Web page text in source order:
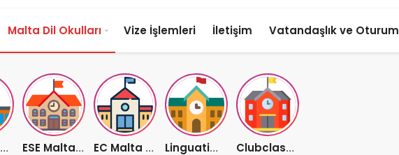
Malta Dil Okulları Vize İşlemleri İletişim Vatandaşlık ve Oturum
ACE Malta Dl Okulu Detaylar için tıklayınız ESE Malta Dil Okulu Detaylar için tıklayınız EC Malta Dil Okulu Detaylar için tıklayınız Linguatime Malta Dil Okulu Detaylar için tıklayınız Clubclass Malta Dil Okulu